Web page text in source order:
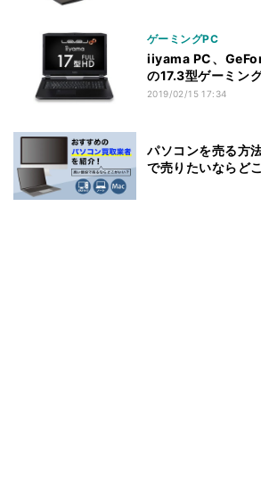
ゲーミングPC
iiyama PC、
の17.3型ゲーミン
2019/02/15 17:34
パソコンを売る方
で売りたいならど